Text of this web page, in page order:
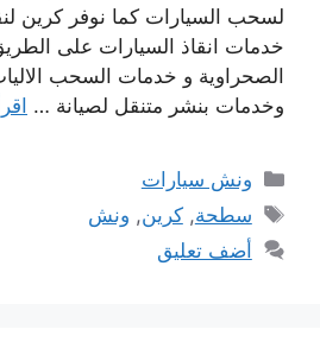
لسحب السيارات كما نوفر كرين
خدمات انقاذ السيارات على
الصحراوية و خدمات السحب الاليات
وخدمات بنشر متنقل لصيانة …
التصنيفات
ونش سيارات
الوسوم
سطحة,كرين, ونش
أضف تعليق